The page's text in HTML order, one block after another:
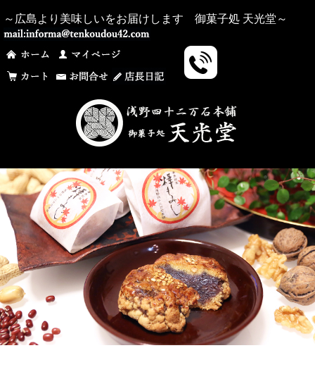
～広島より美味しいをお届けします 御菓子処 天光堂～